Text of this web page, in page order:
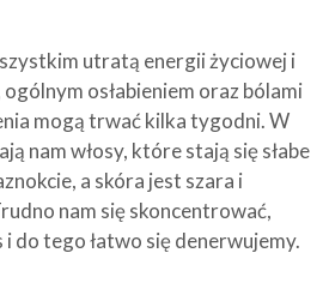
utratą energii życiowej i
osłabieniem oraz bólami
mogą trwać kilka tygodni. W
nam włosy, które stają się słabe
a skóra jest szara i
nam się skoncentrować,
i do tego łatwo się denerwujemy.